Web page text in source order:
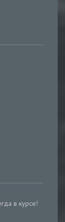
в курсе!